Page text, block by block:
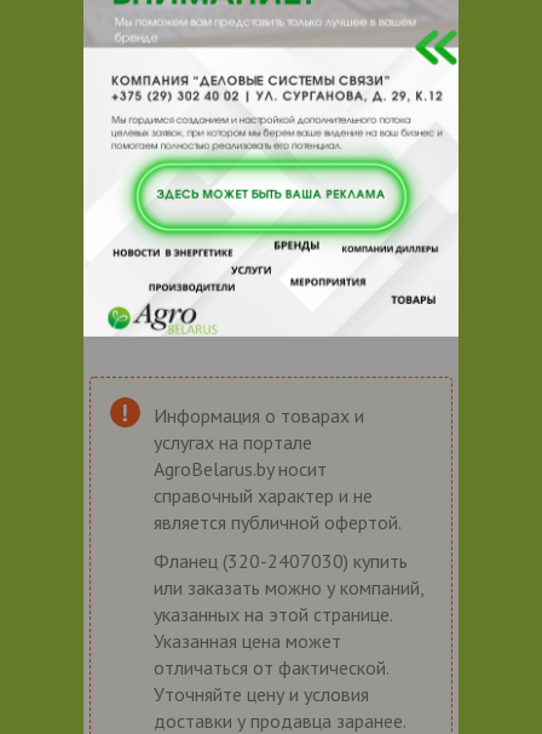
Информация о товарах и
услугах на портале
AgroBelarus.by носит
справочный характер и не
является публичной офертой.
Фланец (320-2407030) купить
или заказать можно у компаний,
указанных на этой странице.
Указанная цена может
отличаться от фактической.
Уточняйте цену и условия
доставки у продавца заранее.